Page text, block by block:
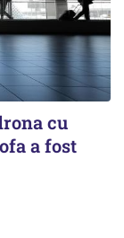
cu
a fost